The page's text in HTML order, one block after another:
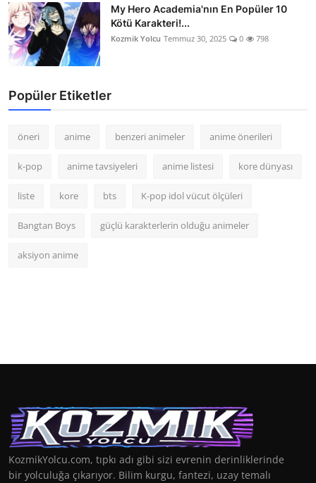
My Hero Academia'nın En Popüler 10
Kötü Karakteri!...
Kozmik Yolcu Temmuz 30, 2025 0 798
Popüler Etiketler
öneri anime benzeri animeler anime önerileri
k-pop anime tavsiyeleri anime listesi kore dünyası
liste kore bts K-pop idol vücut ölçüleri
Bangtan Boys güçlü karakterlerin olduğu animeler
aksiyon anime
KozmikYolcu.com, tıpkı adı gibi sizi evrenin derinliklerinde
bir yolculuğa çıkarıyor. Bilim kurgu, fantezi, uzay temalı